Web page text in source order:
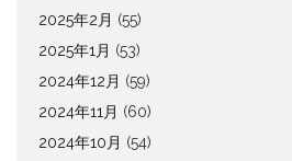
2025年2月 (55)
2025年1月 (53)
2024年12月 (59)
2024年11月 (60)
2024年10月 (54)